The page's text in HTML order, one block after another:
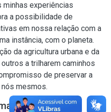
minhas experiências
a possibilidade de
em nossa relação com a
instância, com o planeta.
da agricultura urbana e da
a trilharem caminhos
de preservar a
mesmos.